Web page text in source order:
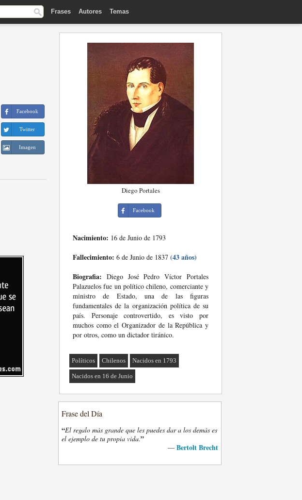
Frases Autores Temas
Facebook
Twitter
Imagen
Diego Portales
Facebook
Nacimiento: 16 de Junio de 1793
Fallecimiento: 6 de Junio de 1837 (43 años)
Biografia: Diego José Pedro Víctor Portales
Palazuelos fue un político chileno, comerciante y
ministro de Estado, una de las figuras
fundamentales de la organización política de su
país. Personaje controvertido, es visto por
muchos como el Organizador de la República y
por otros, como un dictador tiránico.
Políticos Chilenos Nacidos en 1793
Nacidos en 16 de Junio
Frase del Día
“El regalo más grande que les puedes dar a los demás es
el ejemplo de tu propia vida.”
— Bertolt Brecht